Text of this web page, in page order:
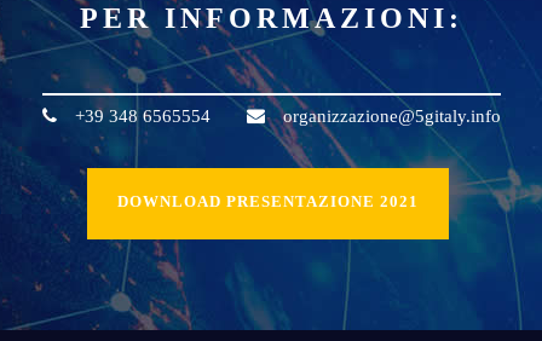
PER INFORMAZIONI:
+39 348 6565554 organizzazione@5gitaly.info
DOWNLOAD PRESENTAZIONE 2021